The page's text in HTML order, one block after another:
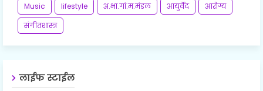
Music lifestyle अ.भा.गां.म.मंडल आयुर्वेद
आरोग्य
संगीतशास्त्र
लाईफ स्टाईल